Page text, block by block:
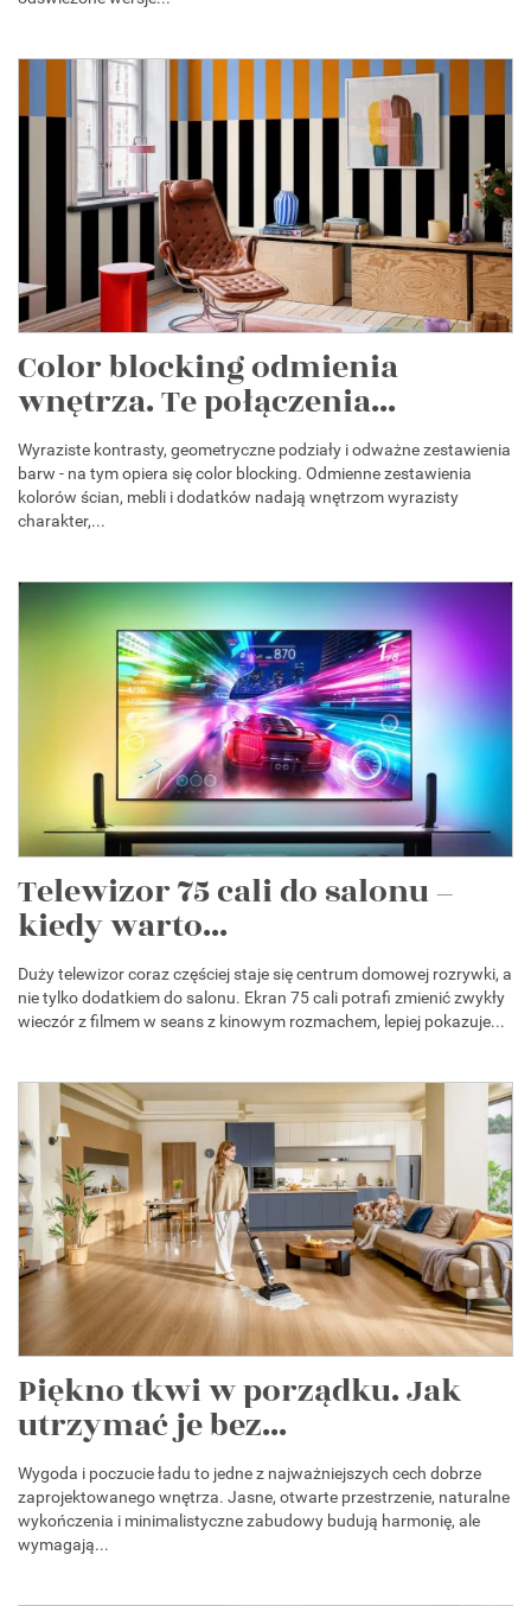
Color blocking odmienia
wnętrza. Te połączenia...
Wyraziste kontrasty, geometryczne podziały i odważne zestawienia
barw - na tym opiera się color blocking. Odmienne zestawienia
kolorów ścian, mebli i dodatków nadają wnętrzom wyrazisty
charakter,...
Telewizor 75 cali do salonu –
kiedy warto...
Duży telewizor coraz częściej staje się centrum domowej rozrywki, a
nie tylko dodatkiem do salonu. Ekran 75 cali potrafi zmienić zwykły
wieczór z filmem w seans z kinowym rozmachem, lepiej pokazuje...
Piękno tkwi w porządku. Jak
utrzymać je bez...
Wygoda i poczucie ładu to jedne z najważniejszych cech dobrze
zaprojektowanego wnętrza. Jasne, otwarte przestrzenie, naturalne
wykończenia i minimalistyczne zabudowy budują harmonię, ale
wymagają...